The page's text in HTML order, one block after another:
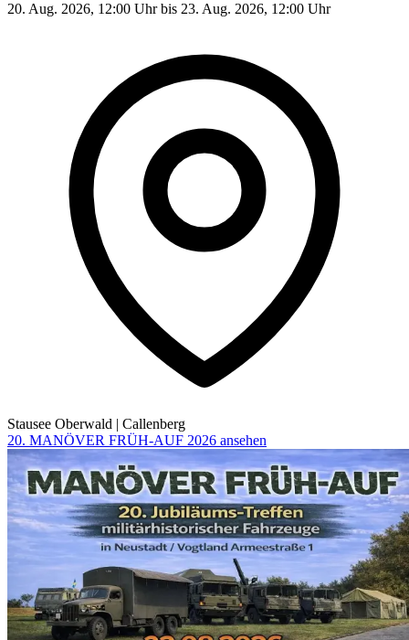
20. Aug. 2026, 12:00 Uhr bis 23. Aug. 2026, 12:00 Uhr
Stausee Oberwald | Callenberg
20. MANÖVER FRÜH-AUF 2026 ansehen